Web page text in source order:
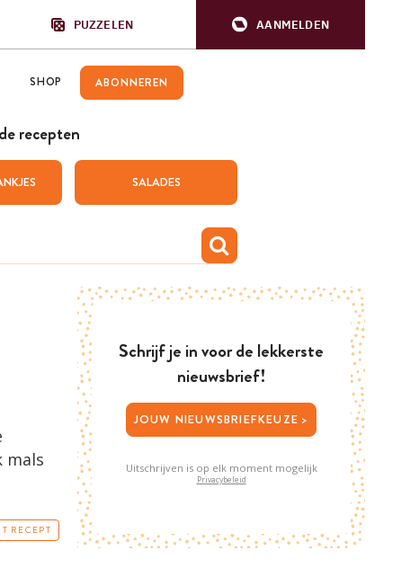
PUZZELEN AANMELDEN
SHOP ABONNEREN
recepten
SALADES
mals
RECEPT
Schrijf je in voor de lekkerste
nieuwsbrief!
JOUW NIEUWSBRIEFKEUZE >
Uitschrijven is op elk moment mogelijk
Privacybeleid